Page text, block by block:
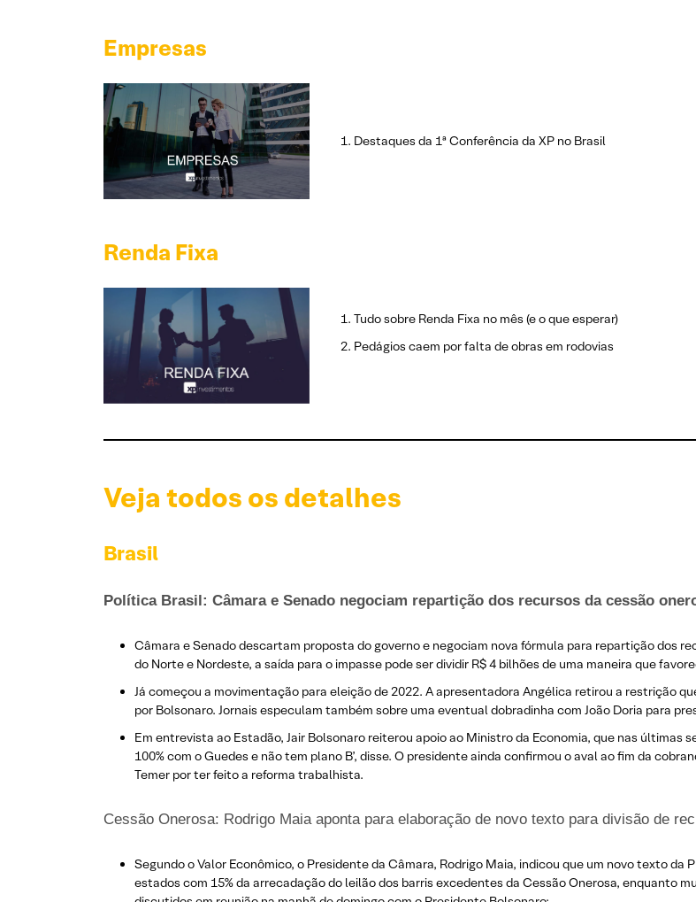
Empresas
Destaques da 1ª Conferência da XP no Brasil
Renda Fixa
Tudo sobre Renda Fixa no mês (e o que esperar)
Pedágios caem por falta de obras em rodovias
Veja todos os detalhes
Brasil
Política Brasil: Câmara e Senado negociam repartição dos recursos da cessão
Câmara e Senado descartam proposta do governo e negociam nova fórmula para repartição dos
do Norte e Nordeste, a saída para o impasse pode ser dividir R$ 4 bilhões de uma maneira que
Já começou a movimentação para eleição de 2022. A apresentadora Angélica retirou a restrição
por Bolsonaro. Jornais especulam também sobre uma eventual dobradinha com João Doria para
Em entrevista ao Estadão, Jair Bolsonaro reiterou apoio ao Ministro da Economia, que nas últimas
100% com o Guedes e não tem plano B’, disse. O presidente ainda confirmou o aval ao fim da
Temer por ter feito a reforma trabalhista.
Cessão Onerosa: Rodrigo Maia aponta para elaboração de novo texto para divisão de
Segundo o Valor Econômico, o Presidente da Câmara, Rodrigo Maia, indicou que um novo texto
estados com 15% da arrecadação do leilão dos barris excedentes da Cessão Onerosa, enquanto